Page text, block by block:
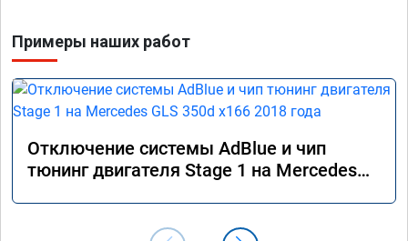
Примеры наших работ
Отключение системы AdBlue и чип
тюнинг двигателя Stage 1 на Mercedes